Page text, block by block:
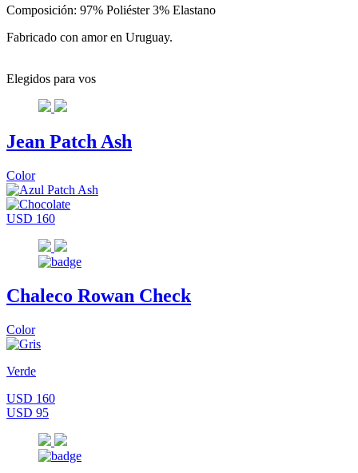
Composición: 97% Poliéster 3% Elastano
Fabricado con amor en Uruguay.
Elegidos para vos
Jean Patch Ash
Color
USD 160
Chaleco Rowan Check
Color
Verde
USD 160
USD 95